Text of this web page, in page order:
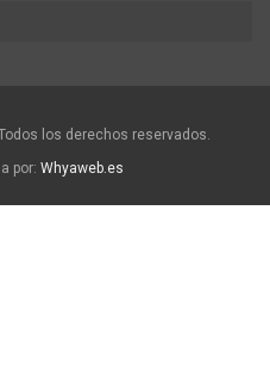
los derechos reservados.
por: Whyaweb.es